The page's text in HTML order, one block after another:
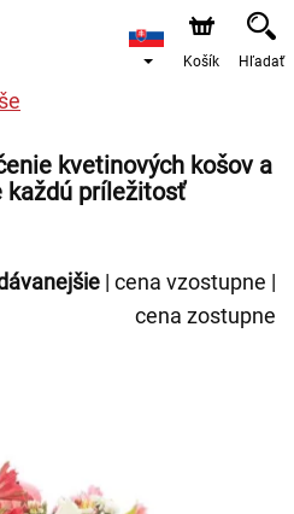
Košík Hľadať
kvetinových košov a
každú príležitosť
| cena vzostupne |
cena zostupne